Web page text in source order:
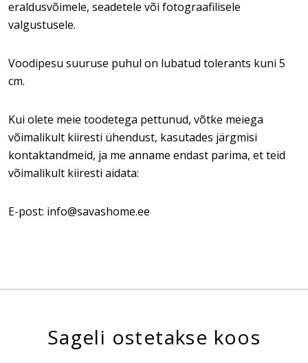
eraldusvõimele, seadetele või fotograafilisele
valgustusele.
Voodipesu suuruse puhul on lubatud tolerants kuni 5
cm.
Kui olete meie toodetega pettunud, võtke meiega
võimalikult kiiresti ühendust, kasutades järgmisi
kontaktandmeid, ja me anname endast parima, et teid
võimalikult kiiresti aidata:
E-post: info@savashome.ee
Sageli ostetakse koos